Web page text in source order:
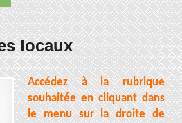
locaux
Accédez à la rubrique
souhaitée en cliquant dans
le menu sur la droite de